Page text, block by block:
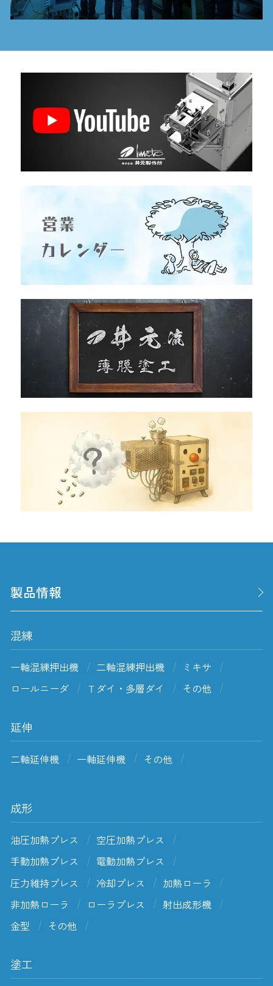
製品情報
混練
一軸混練押出機 二軸混練押出機
ミキサ
ロールニーダ
Ｔダイ・多層ダイ その他
延伸
二軸延伸機 一軸延伸機 その他
成形
油圧加熱プレス
空圧加熱プレス
手動加熱プレス
電動加熱プレス
圧力維持プレス
冷却プレス
加熱ローラ
非加熱ローラ
ローラプレス
射出成形機
金型
その他
塗工